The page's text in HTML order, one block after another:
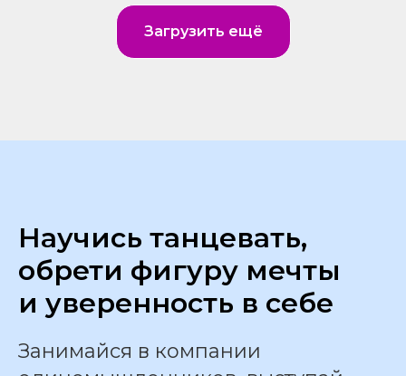
Загрузить ещё
Научись танцевать,
обрети фигуру мечты
и уверенность в себе
Занимайся в компании